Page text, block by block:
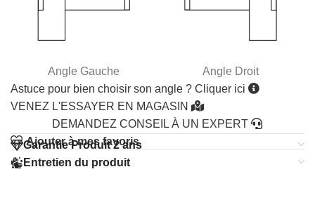
Angle Gauche
Angle Droit
Astuce pour bien choisir son angle ? Cliquer ici
VENEZ L'ESSAYER EN MAGASIN
DEMANDEZ CONSEIL À UN EXPERT
Ajouter à mes favoris
Garantie Produit 2 ans
Entretien du produit